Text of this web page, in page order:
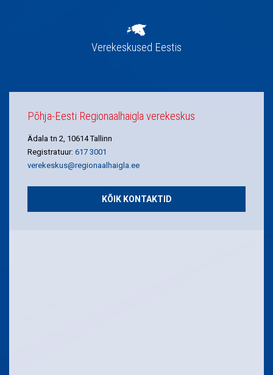
Verekeskused Eestis
Põhja-Eesti Regionaalhaigla verekeskus
Ädala tn 2, 10614 Tallinn
Registratuur: 617 3001
verekeskus@regionaalhaigla.ee
KÕIK KONTAKTID